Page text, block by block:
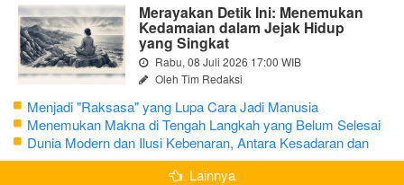
Merayakan Detik Ini: Menemukan
Kedamaian dalam Jejak Hidup
yang Singkat
Rabu, 08 Juli 2026 17:00 WIB
Oleh Tim Redaksi
Menjadi "Raksasa" yang Lupa Cara Jadi Manusia
Menemukan Makna di Tengah Langkah yang Belum Selesai
Dunia Modern dan Ilusi Kebenaran, Antara Kesadaran dan
terjebak Tipu Daya
Lainnya